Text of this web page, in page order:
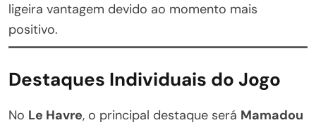
ligeira vantagem devido ao momento mais
positivo.
Destaques Individuais do Jogo
No Le Havre, o principal destaque será Mamadou